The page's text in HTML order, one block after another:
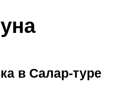
в Салар-туре